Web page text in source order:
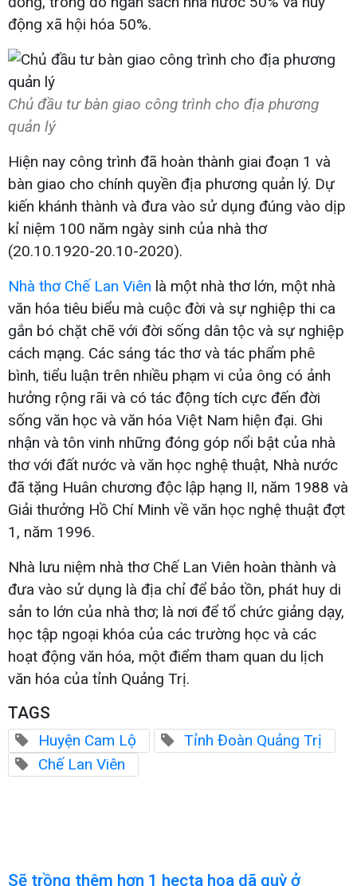
động xã hội hóa 50%.
Chủ đầu tư bàn giao công trình cho địa phương
quản lý
Hiện nay công trình đã hoàn thành giai đoạn 1 và
bàn giao cho chính quyền địa phương quản lý. Dự
kiến khánh thành và đưa vào sử dụng đúng vào dịp
kỉ niệm 100 năm ngày sinh của nhà thơ
(20.10.1920-20.10-2020).
Nhà thơ Chế Lan Viên là một nhà thơ lớn, một nhà
văn hóa tiêu biểu mà cuộc đời và sự nghiệp thi ca
gắn bó chặt chẽ với đời sống dân tộc và sự nghiệp
cách mạng. Các sáng tác thơ và tác phẩm phê
bình, tiểu luận trên nhiều phạm vi của ông có ảnh
hưởng rộng rãi và có tác động tích cực đến đời
sống văn học và văn hóa Việt Nam hiện đại. Ghi
nhận và tôn vinh những đóng góp nổi bật của nhà
thơ với đất nước và văn học nghệ thuật, Nhà nước
đã tặng Huân chương độc lập hạng II, năm 1988 và
Giải thưởng Hồ Chí Minh về văn học nghệ thuật đợt
1, năm 1996.
Nhà lưu niệm nhà thơ Chế Lan Viên hoàn thành và
đưa vào sử dụng là địa chỉ để bảo tồn, phát huy di
sản to lớn của nhà thơ; là nơi để tổ chức giảng dạy,
học tập ngoại khóa của các trường học và các
hoạt động văn hóa, một điểm tham quan du lịch
văn hóa của tỉnh Quảng Trị.
TAGS
Huyện Cam Lộ
Tỉnh Đoàn Quảng Trị
Chế Lan Viên
Sẽ trồng thêm hơn 1 hecta hoa dã quỳ ở